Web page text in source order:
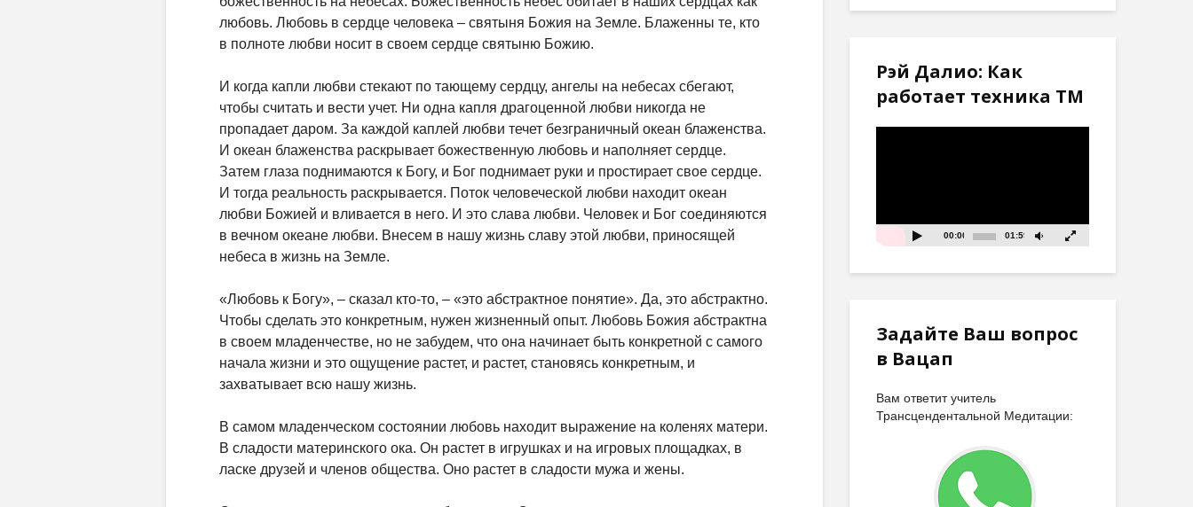
любовь. Любовь в сердце человека – святыня Божия на Земле. Блаженны те, кто
в полноте любви носит в своем сердце святыню Божию.
И когда капли любви стекают по тающему сердцу, ангелы на небесах сбегают,
чтобы считать и вести учет. Ни одна капля драгоценной любви никогда не
пропадает даром. За каждой каплей любви течет безграничный океан блаженства.
И океан блаженства раскрывает божественную любовь и наполняет сердце.
Затем глаза поднимаются к Богу, и Бог поднимает руки и простирает свое сердце.
И тогда реальность раскрывается. Поток человеческой любви находит океан
любви Божией и вливается в него. И это слава любви. Человек и Бог соединяются
в вечном океане любви. Внесем в нашу жизнь славу этой любви, приносящей
небеса в жизнь на Земле.
«Любовь к Богу», – сказал кто-то, – «это абстрактное понятие». Да, это абстрактно.
Чтобы сделать это конкретным, нужен жизненный опыт. Любовь Божия абстрактна
в своем младенчестве, но не забудем, что она начинает быть конкретной с самого
начала жизни и это ощущение растет, и растет, становясь конкретным, и
захватывает всю нашу жизнь.
В самом младенческом состоянии любовь находит выражение на коленях матери.
В сладости материнского ока. Он растет в игрушках и на игровых площадках, в
ласке друзей и членов общества. Оно растет в сладости мужа и жены.
Рэй Далио: Как
работает техника ТМ
00:00 01:59
Задайте Ваш вопрос
в Вацап
Вам ответит учитель
Трансцендентальной Медитации: